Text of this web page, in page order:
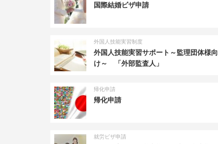
国際結婚ビザ申請
外国人技能実習制度
外国人技能実習サポート～監理団体様向
け～ 「外部監査人」
帰化申請
帰化申請
就労ビザ申請